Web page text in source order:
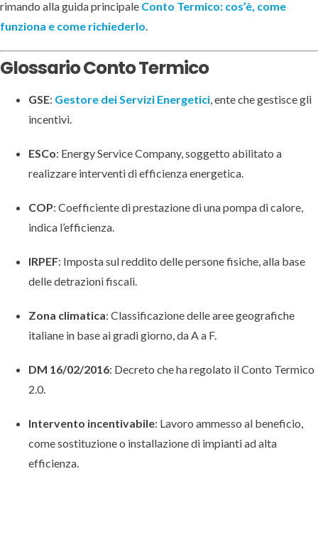
rimando alla guida principale Conto Termico: cos’è, come
funziona e come richiederlo.
Glossario Conto Termico
GSE: Gestore dei Servizi Energetici, ente che gestisce gli
incentivi.
ESCo: Energy Service Company, soggetto abilitato a
realizzare interventi di efficienza energetica.
COP: Coefficiente di prestazione di una pompa di calore,
indica l’efficienza.
IRPEF: Imposta sul reddito delle persone fisiche, alla base
delle detrazioni fiscali.
Zona climatica: Classificazione delle aree geografiche
italiane in base ai gradi giorno, da A a F.
DM 16/02/2016: Decreto che ha regolato il Conto Termico
2.0.
Intervento incentivabile: Lavoro ammesso al beneficio,
come sostituzione o installazione di impianti ad alta
efficienza.